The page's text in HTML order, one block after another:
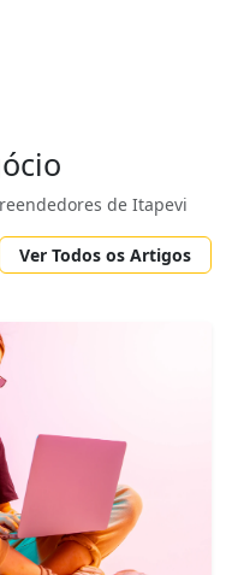
de Itapevi
Ver Todos os Artigos